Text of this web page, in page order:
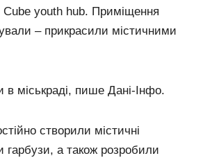
youth hub. Приміщення
– прикрасили містичними
в міськраді, пише Дані-Інфо.
створили містичні
гарбузи, а також розробили